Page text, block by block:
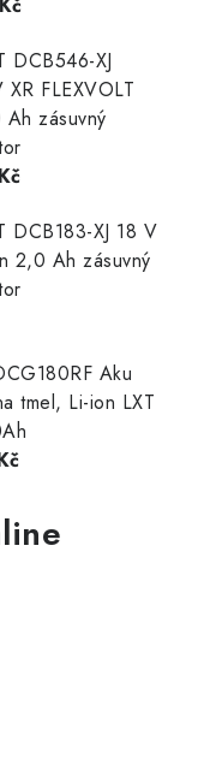
DCB546-XJ
FLEXVOLT
zásuvný
DCB183-XJ 18 V
2,0 Ah zásuvný
Aku
tmel, Li-ion LXT